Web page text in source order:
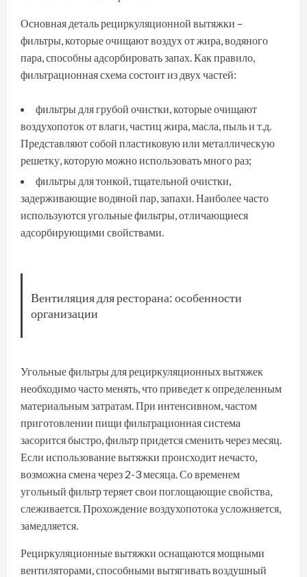
Основная деталь рециркуляционной вытяжки –
фильтры, которые очищают воздух от жира, водяного
пара, способны адсорбировать запах. Как правило,
фильтрационная схема состоит из двух частей:
фильтры для грубой очистки, которые очищают
воздухопоток от влаги, частиц жира, масла, пыль и т.д.
Представляют собой пластиковую или металлическую
решетку, которую можно использовать много раз;
фильтры для тонкой, тщательной очистки,
задерживающие водяной пар, запахи. Наиболее часто
используются угольные фильтры, отличающиеся
адсорбирующими свойствами.
Вентиляция для ресторана: особенности
организации
Угольные фильтры для рециркуляционных вытяжек
необходимо часто менять, что приведет к определенным
материальным затратам. При интенсивном, частом
приготовлении пищи фильтрационная система
засорится быстро, фильтр придется сменить через месяц.
Если использование вытяжки происходит нечасто,
возможна смена через 2-3 месяца. Со временем
угольный фильтр теряет свои поглощающие свойства,
слеживается. Прохождение воздухопотока усложняется,
замедляется.
Рециркуляционные вытяжки оснащаются мощными
вентиляторами, способными вытягивать воздушный